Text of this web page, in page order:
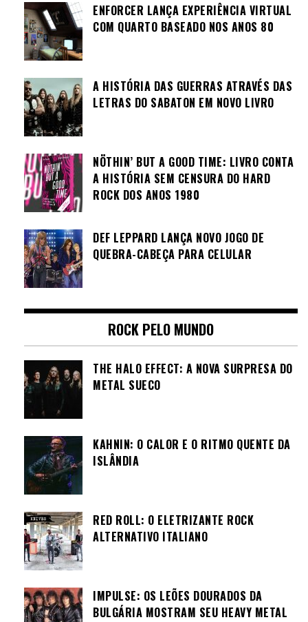
ENFORCER LANÇA EXPERIÊNCIA VIRTUAL
COM QUARTO BASEADO NOS ANOS 80
A HISTÓRIA DAS GUERRAS ATRAVÉS DAS
LETRAS DO SABATON EM NOVO LIVRO
NÖTHIN’ BUT A GOOD TIME: LIVRO CONTA
A HISTÓRIA SEM CENSURA DO HARD
ROCK DOS ANOS 1980
DEF LEPPARD LANÇA NOVO JOGO DE
QUEBRA-CABEÇA PARA CELULAR
ROCK PELO MUNDO
THE HALO EFFECT: A NOVA SURPRESA DO
METAL SUECO
KAHNIN: O CALOR E O RITMO QUENTE DA
ISLÂNDIA
RED ROLL: O ELETRIZANTE ROCK
ALTERNATIVO ITALIANO
IMPULSE: OS LEÕES DOURADOS DA
BULGÁRIA MOSTRAM SEU HEAVY METAL